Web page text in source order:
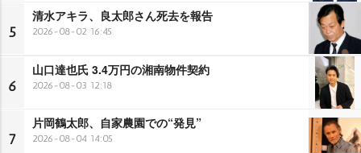
5
清水アキラ、良太郎さん死去を報告
2026-08-02 16:45
6
山口達也氏 3.4万円の湘南物件契約
2026-08-03 12:18
7
片岡鶴太郎、自家農園での“発見”
2026-08-04 14:05